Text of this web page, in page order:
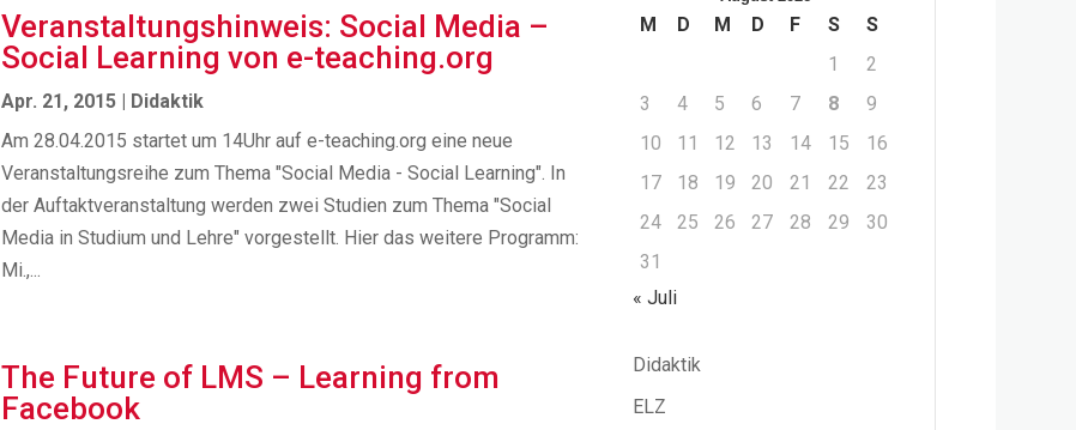
Veranstaltungshinweis: Social Media –
Social Learning von e-teaching.org
Apr. 21, 2015 | Didaktik
Am 28.04.2015 startet um 14Uhr auf e-teaching.org eine neue
Veranstaltungsreihe zum Thema "Social Media - Social Learning". In
der Auftaktveranstaltung werden zwei Studien zum Thema "Social
Media in Studium und Lehre" vorgestellt. Hier das weitere Programm:
Mi.,...
The Future of LMS – Learning from
Facebook
M D M D F S
S
1
2
3
4 5 6 7 8
9
10
11 12 13 14 15
16
17
18 19 20 21 22
23
24
25 26 27 28 29
30
31
« Juli
Didaktik
ELZ